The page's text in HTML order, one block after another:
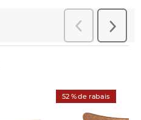
52 % de rabais